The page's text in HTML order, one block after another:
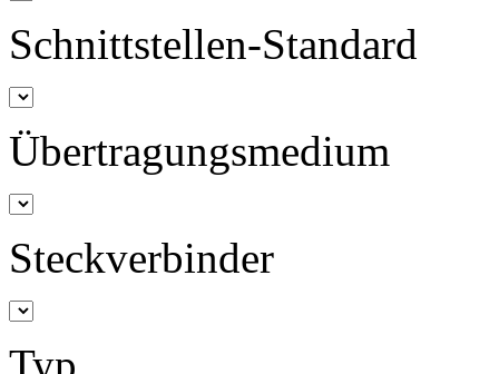
Schnittstellen-Standard
Übertragungsmedium
Steckverbinder
Typ